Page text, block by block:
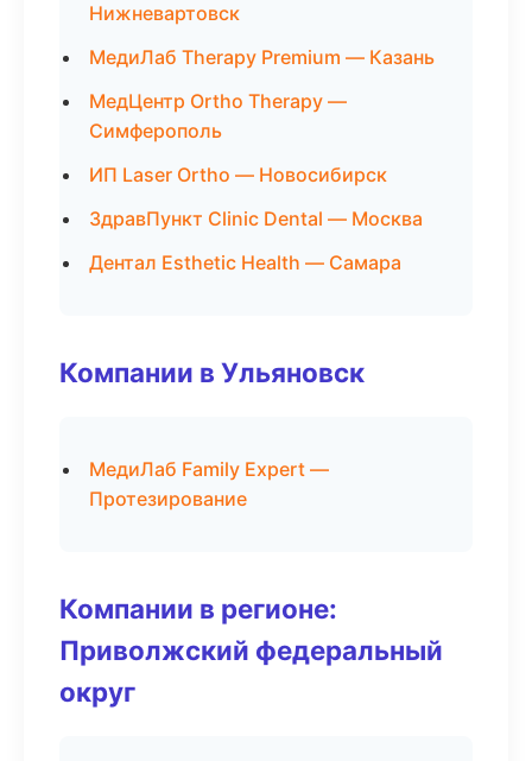
Нижневартовск
МедиЛаб Therapy Premium — Казань
МедЦентр Ortho Therapy —
Симферополь
ИП Laser Ortho — Новосибирск
ЗдравПункт Clinic Dental — Москва
Дентал Esthetic Health — Самара
Компании в Ульяновск
МедиЛаб Family Expert —
Протезирование
Компании в регионе:
Приволжский федеральный
округ